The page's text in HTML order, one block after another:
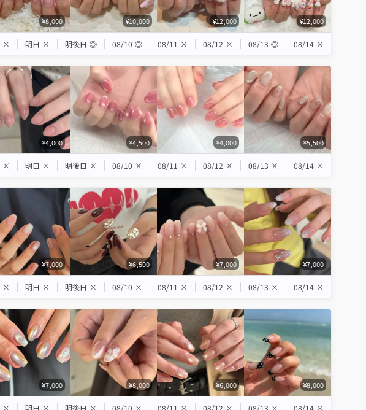
¥8,000 ¥10,000 ¥12,000 ¥12,000
× 明日 × 明後日 ◎ 08/10 ◎ 08/11 × 08/12 × 08/13 ◎ 08/14 ×
¥4,000 ¥4,500 ¥4,000 ¥5,500
× 明日 × 明後日 × 08/10 × 08/11 × 08/12 × 08/13 × 08/14 ×
¥7,000 ¥6,500 ¥7,000 ¥7,000
× 明日 × 明後日 × 08/10 × 08/11 × 08/12 × 08/13 × 08/14 ×
¥7,000 ¥8,000 ¥6,000 ¥8,000